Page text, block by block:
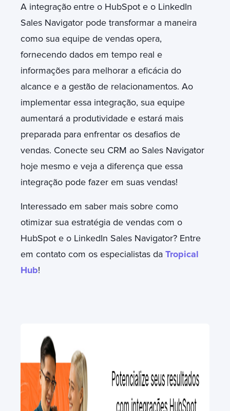
A integraçãoentre o HubSpot e o LinkedIn
Sales Navigator pode transformar a maneira
como sua equipe de vendas opera,
fornecendo dados em tempo real e
informações para melhorar a eficácia do
alcance e a gestão de relacionamentos. Ao
implementar essa integração, sua equipe
aumentará a produtividade e estará mais
preparada para enfrentar os desafios de
vendas. Conecte seu CRM ao Sales Navigator
hoje mesmo e veja a diferença que essa
integração pode fazer em suas vendas!
Interessado em saber mais sobre como
otimizar sua estratégia de vendas com o
HubSpot e o LinkedIn Sales Navigator? Entre
em contato com os especialistas da Tropical
Hub!